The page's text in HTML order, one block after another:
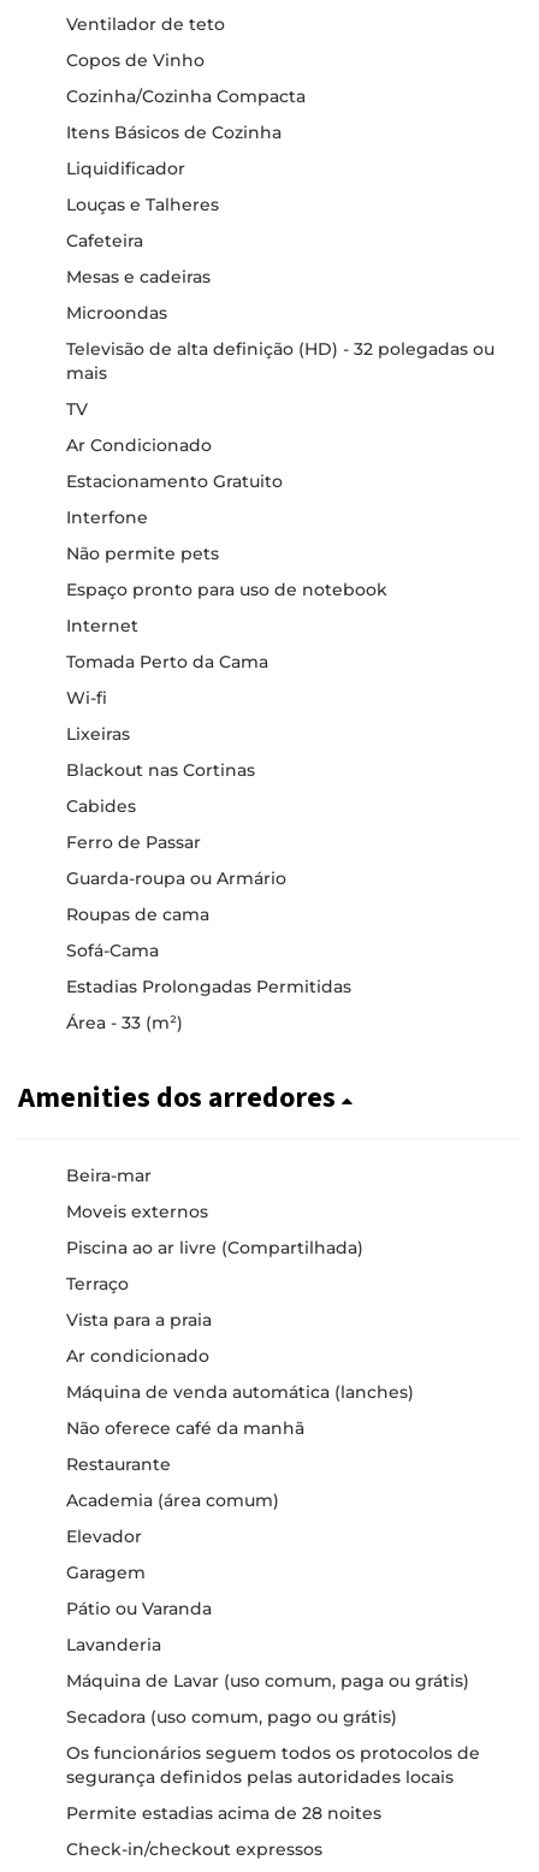
Ventilador de teto
Copos de Vinho
Cozinha/Cozinha Compacta
Itens Básicos de Cozinha
Liquidificador
Louças e Talheres
Cafeteira
Mesas e cadeiras
Microondas
Televisão de alta definição (HD) - 32 polegadas ou
mais
TV
Ar Condicionado
Estacionamento Gratuito
Interfone
Não permite pets
Espaço pronto para uso de notebook
Internet
Tomada Perto da Cama
Wi-fi
Lixeiras
Blackout nas Cortinas
Cabides
Ferro de Passar
Guarda-roupa ou Armário
Roupas de cama
Sofá-Cama
Estadias Prolongadas Permitidas
Área - 33 (m²)
Amenities dos arredores
Beira-mar
Moveis externos
Piscina ao ar livre (Compartilhada)
Terraço
Vista para a praia
Ar condicionado
Máquina de venda automática (lanches)
Não oferece café da manhã
Restaurante
Academia (área comum)
Elevador
Garagem
Pátio ou Varanda
Lavanderia
Máquina de Lavar (uso comum, paga ou grátis)
Secadora (uso comum, pago ou grátis)
Os funcionários seguem todos os protocolos de
segurança definidos pelas autoridades locais
Permite estadias acima de 28 noites
Check-in/checkout expressos